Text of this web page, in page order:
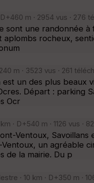
m · 2954 vus · 276
une randonnée
rocheux,
m · 3523 vus · 261
un des plus
Départ : parking
Ocr
· D+540 m · 1126 vus ·
Ventoux,
un agréable
de la mairie. Du p
· 10 km · D+350 m ·